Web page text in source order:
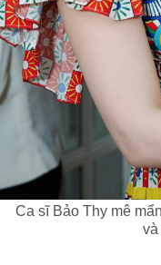
Ca sĩ Bảo Thy mê
và